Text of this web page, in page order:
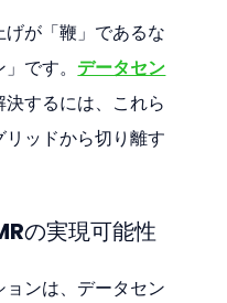
が「鞭」であるな
です。 データセン
決するには、これら
ッドから切り離す
の実現可能性
ンは、データセン